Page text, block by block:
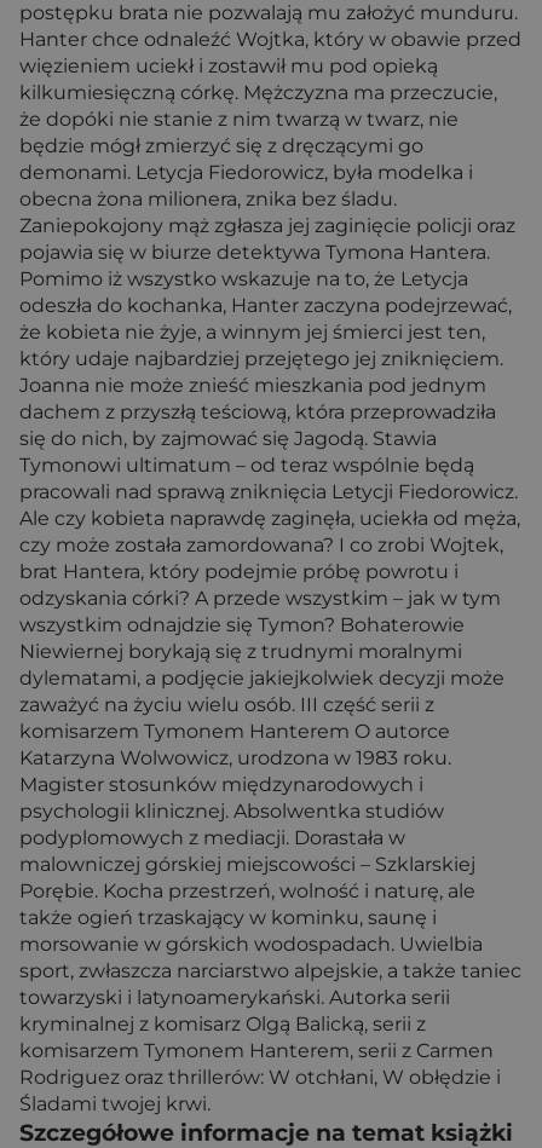
postępku brata nie pozwalają mu założyć munduru.
Hanter chce odnaleźć Wojtka, który w obawie przed
więzieniem uciekł i zostawił mu pod opieką
kilkumiesięczną córkę. Mężczyzna ma przeczucie,
że dopóki nie stanie z nim twarzą w twarz, nie
będzie mógł zmierzyć się z dręczącymi go
demonami. Letycja Fiedorowicz, była modelka i
obecna żona milionera, znika bez śladu.
Zaniepokojony mąż zgłasza jej zaginięcie policji oraz
pojawia się w biurze detektywa Tymona Hantera.
Pomimo iż wszystko wskazuje na to, że Letycja
odeszła do kochanka, Hanter zaczyna podejrzewać,
że kobieta nie żyje, a winnym jej śmierci jest ten,
który udaje najbardziej przejętego jej zniknięciem.
Joanna nie może znieść mieszkania pod jednym
dachem z przyszłą teściową, która przeprowadziła
się do nich, by zajmować się Jagodą. Stawia
Tymonowi ultimatum – od teraz wspólnie będą
pracowali nad sprawą zniknięcia Letycji Fiedorowicz.
Ale czy kobieta naprawdę zaginęła, uciekła od męża,
czy może została zamordowana? I co zrobi Wojtek,
brat Hantera, który podejmie próbę powrotu i
odzyskania córki? A przede wszystkim – jak w tym
wszystkim odnajdzie się Tymon? Bohaterowie
Niewiernej borykają się z trudnymi moralnymi
dylematami, a podjęcie jakiejkolwiek decyzji może
zaważyć na życiu wielu osób. III część serii z
komisarzem Tymonem Hanterem O autorce
Katarzyna Wolwowicz, urodzona w 1983 roku.
Magister stosunków międzynarodowych i
psychologii klinicznej. Absolwentka studiów
podyplomowych z mediacji. Dorastała w
malowniczej górskiej miejscowości – Szklarskiej
Porębie. Kocha przestrzeń, wolność i naturę, ale
także ogień trzaskający w kominku, saunę i
morsowanie w górskich wodospadach. Uwielbia
sport, zwłaszcza narciarstwo alpejskie, a także taniec
towarzyski i latynoamerykański. Autorka serii
kryminalnej z komisarz Olgą Balicką, serii z
komisarzem Tymonem Hanterem, serii z Carmen
Rodriguez oraz thrillerów: W otchłani, W obłędzie i
Śladami twojej krwi.
Szczegółowe informacje na temat książki